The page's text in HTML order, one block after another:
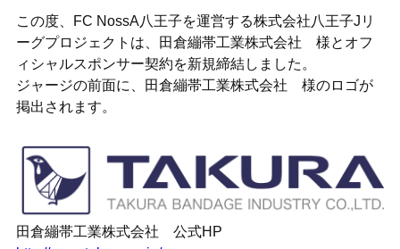
この度、FC NossA八王子を運営する株式会社八王子Jリ
ーグプロジェクトは、田倉繃帯工業株式会社 様とオフ
ィシャルスポンサー契約を新規締結しました。
ジャージの前面に、田倉繃帯工業株式会社 様のロゴが
掲出されます。
田倉繃帯工業株式会社 公式HP